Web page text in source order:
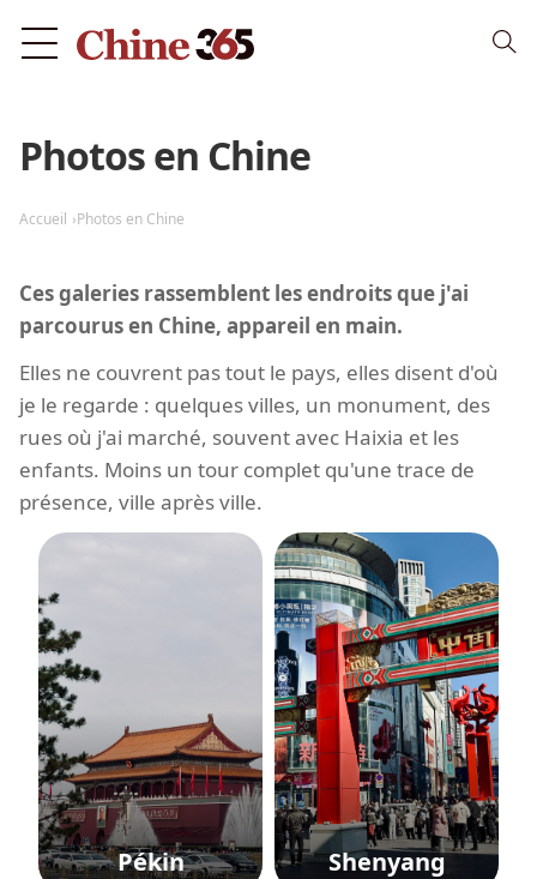
Photos en Chine
Accueil Photos en Chine
Ces galeries rassemblent les endroits que j'ai
parcourus en Chine, appareil en main.
Elles ne couvrent pas tout le pays, elles disent d'où
je le regarde : quelques villes, un monument, des
rues où j'ai marché, souvent avec Haixia et les
enfants. Moins un tour complet qu'une trace de
présence, ville après ville.
Pékin Shenyang